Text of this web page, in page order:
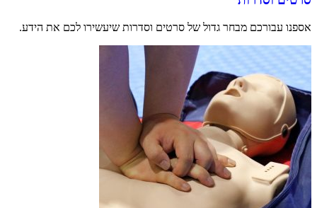
אספנו עבורכם מבחר גדול של סרטים וסדרות שיעשירו לכם את הידע.